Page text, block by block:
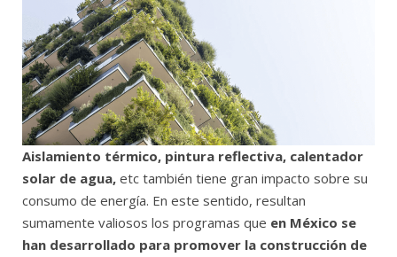
Aislamiento térmico, pintura reflectiva, calentador
solar de agua, etc también tiene gran impacto sobre su
consumo de energía. En este sentido, resultan
sumamente valiosos los programas que en México se
han desarrollado para promover la construcción de